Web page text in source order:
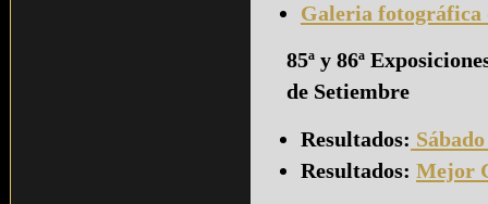
Galeria fotográfica
85ª y 86ª
de Setiembre
Resultados:
Resultados: Mejor